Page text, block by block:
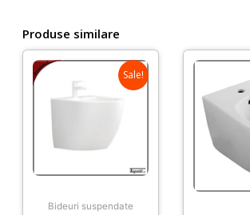
Produse similare
Sale!
Bideuri suspendate